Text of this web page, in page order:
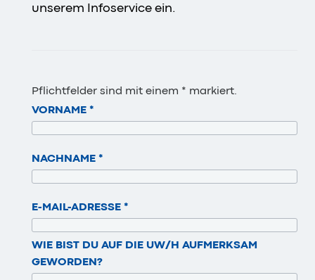
unserem Infoservice ein.
Pflichtfelder sind mit einem * markiert.
VORNAME *
NACHNAME *
E-MAIL-ADRESSE *
WIE BIST DU AUF DIE UW/H AUFMERKSAM
GEWORDEN?